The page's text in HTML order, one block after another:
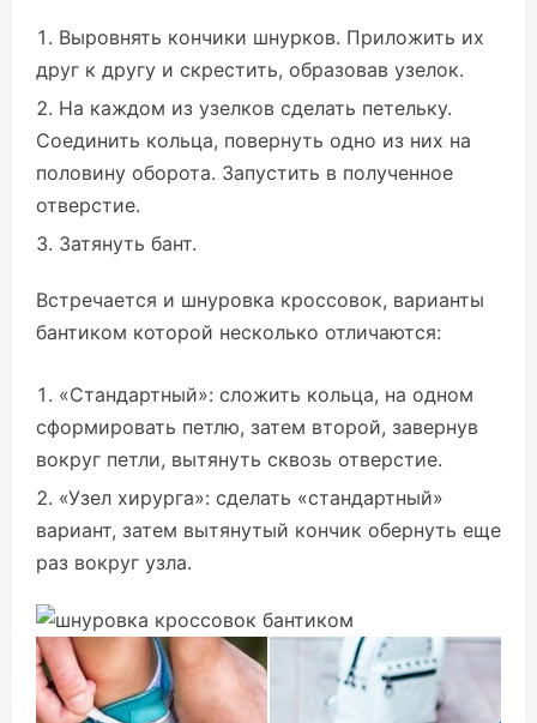
Выровнять кончики шнурков. Приложить их
друг к другу и скрестить, образовав узелок.
На каждом из узелков сделать петельку.
Соединить кольца, повернуть одно из них на
половину оборота. Запустить в полученное
отверстие.
Затянуть бант.
Встречается и шнуровка кроссовок, варианты
бантиком которой несколько отличаются:
«Стандартный»: сложить кольца, на одном
сформировать петлю, затем второй, завернув
вокруг петли, вытянуть сквозь отверстие.
«Узел хирурга»: сделать «стандартный»
вариант, затем вытянутый кончик обернуть еще
раз вокруг узла.